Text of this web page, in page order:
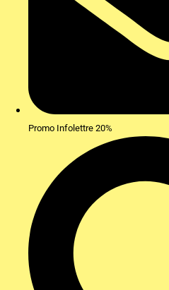
Promo Infolettre 20%